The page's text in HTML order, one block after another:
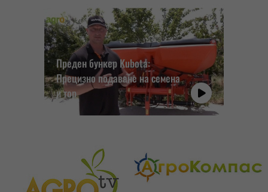
Преден бункер Kubota:
Прецизно подаване на семена
и тор